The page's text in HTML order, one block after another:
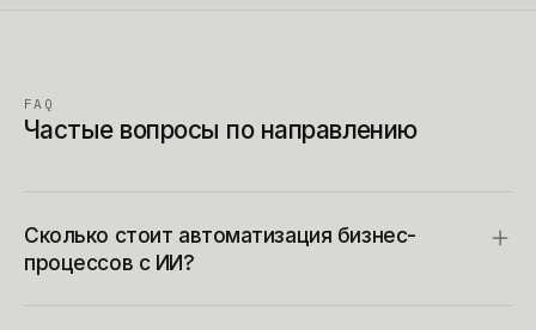
FAQ
Частые вопросы по направлению
Сколько стоит автоматизация бизнес-
процессов с ИИ?